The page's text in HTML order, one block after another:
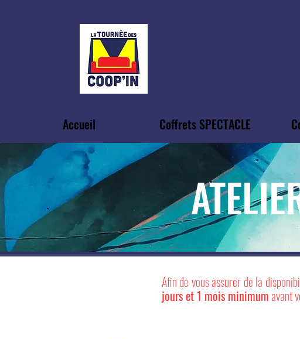
Accueil Coffrets SPECTACLE
Afin de vous assurer de la
jours et 1 mois minimumavant